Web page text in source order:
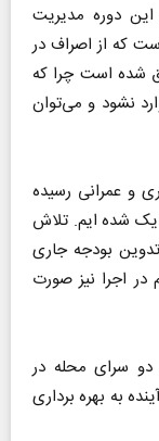
دوره مدیریت
که از اصراف در
بالای ۹۵ درصد محقق شده است چرا که
نشود و می‌توان
و عمرانی رسیده
شده ایم. تلاش
بودجه جاری
هستیم در اجرا نیز صورت
دو سرای محله در
به بهره برداری